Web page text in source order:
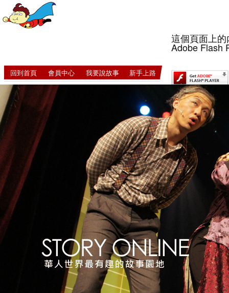
這個頁面上
Adobe Flash
回到首頁 會員中心 我要說故事 新手上路